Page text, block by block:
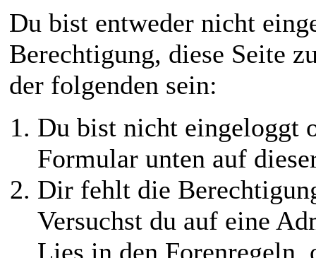
Du bist entweder nicht
Berechtigung, diese Seite
der folgenden sein:
Du bist nicht eingeloggt
Formular unten auf
Dir fehlt die
Versuchst du auf eine
Lies in den Forenregeln,